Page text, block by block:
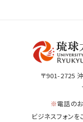
〒901-2725
※電話の
ビジネスフォン